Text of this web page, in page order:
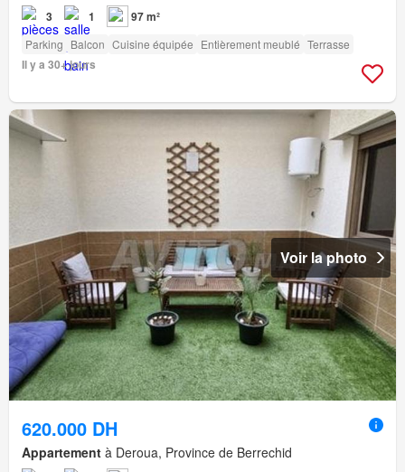
3 1 97 m²
Parking Balcon Cuisine équipée Entièrement meublé Terrasse
Il y a 30+ jours
Voir la photo
620.000 DH
Appartement à Deroua, Province de Berrechid